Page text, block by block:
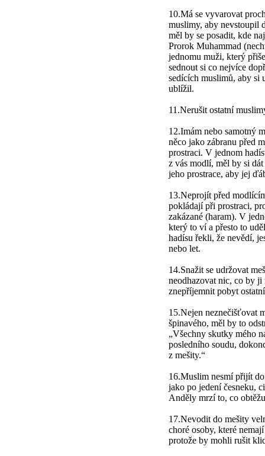
10.Má se vyvarovat
muslimy, aby nevstoupil
měl by se posadit, kde
Prorok Muhammad
jednomu muži, který
sednout si co nejvíce
sedících muslimů, aby si
ublížil.
11.Nerušit ostatní
12.Imám nebo samotný
něco jako zábranu před
prostraci. V jednom
z vás modlí, měl by si
jeho prostrace, aby jej
13.Neprojít před
pokládají při prostraci,
zakázané (haram). V
který to ví a přesto to
hadísu řekli, že nevědí,
nebo let.
14.Snažit se udržovat
neodhazovat nic, co by ji
znepříjemnit pobyt
15.Nejen neznečišťovat
špinavého, měl by to
„Všechny skutky mého
posledního soudu,
z mešity.“
16.Muslim nesmí přijít
jako po jedení česneku,
Anděly mrzí to, co
17.Nevodit do mešity
choré osoby, které
protože by mohli rušit